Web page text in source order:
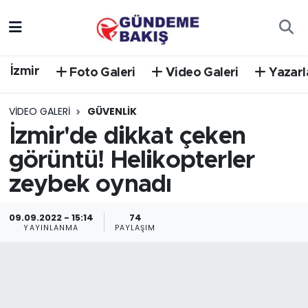
İzmir Foto Galeri Video Galeri
VIDEO GALERI GÜVENLIK
İzmir'de dikkat çeken
görüntü! Helikopterler
zeybek oynadı
09.09.2022 - 15:14
YAYINLANMA
74
PAYLAŞIM
DÜNYA
EGE
EĞİTİM
EKONOMİ
Trafik Durumu
Süper Lig Puan Durumu ve Fikstür
Tüm Manşetler
Son Dakika Haberleri